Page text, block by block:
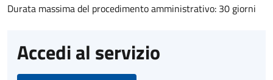
Durata massima del procedimento amministrativo: 30 giorni
Accedi al servizio